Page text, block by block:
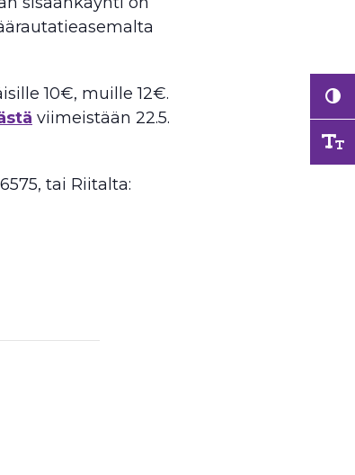
10€, muille 12€.
viimeistään 22.5.
tai Riitalta: